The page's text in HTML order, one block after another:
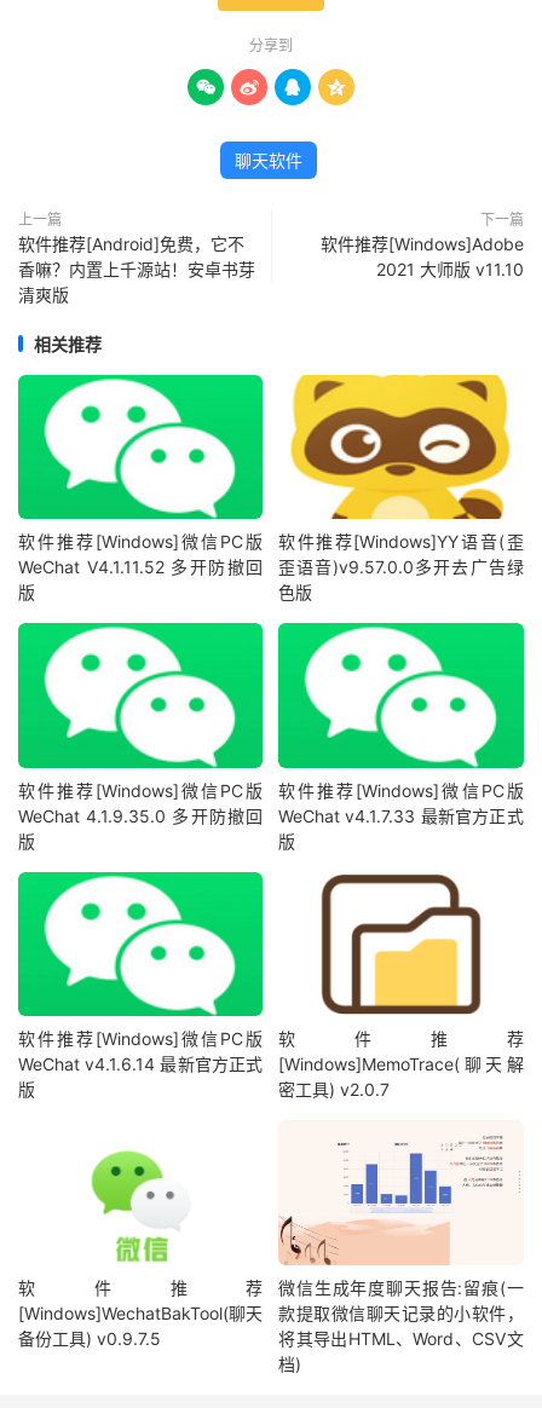
分享到
   
聊天软件
上一篇
软件推荐[Android]免费，它不
香嘛？内置上千源站！安卓书芽
清爽版
下一篇
软件推荐[Windows]Adobe
2021 大师版 v11.10
相关推荐
软件推荐[Windows]微信PC版
WeChat V4.1.11.52 多开防撤回
版
软件推荐[Windows]YY语音(歪
歪语音)v9.57.0.0多开去广告绿
色版
软件推荐[Windows]微信PC版
WeChat 4.1.9.35.0 多开防撤回
版
软件推荐[Windows]微信PC版
WeChat v4.1.7.33 最新官方正式
版
软件推荐[Windows]微信PC版
WeChat v4.1.6.14 最新官方正式
版
软件推荐
[Windows]MemoTrace(聊天解
密工具) v2.0.7
软件推荐
[Windows]WechatBakTool(聊天
备份工具) v0.9.7.5
微信生成年度聊天报告:留痕(一
款提取微信聊天记录的小软件，
将其导出HTML、Word、CSV文
档)